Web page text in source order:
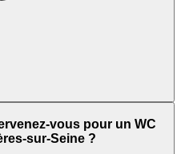
vous pour un WC
sur-Seine ?